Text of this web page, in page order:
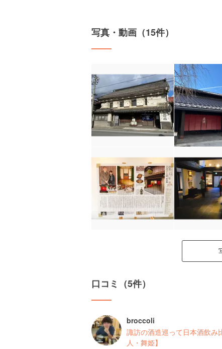
写真・動画（15件）
口コミ（5件）
broccoli
諏訪の酒造巡って日本酒飲み
人・舞姫】